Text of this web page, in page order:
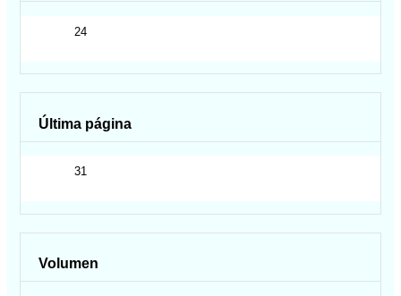
24
Última página
31
Volumen